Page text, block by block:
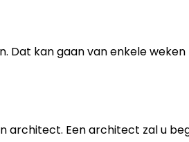
Dat kan gaan van enkele
architect. Een architect zal u